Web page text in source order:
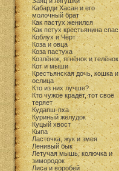
Кабарди Хасан и его
молочный брат
Как пастух женился
Как петух крестьянина спас
Коблух и Чёрт
Коза и овца
Коза пастуха
Козлёнок, ягнёнок и телёнок
Кот и мыши
Крестьянская дочь, кошка и
ослица
Кто из них лучше?
Кто чужое крадёт, тот своё
теряет
Кудапш-пха
Куриный желудок
Куцый хвост
Кыпа
Ласточка, жук и змея
Ленивый бык
Летучая мышь, колючка и
зимородок
Лиса и воробей